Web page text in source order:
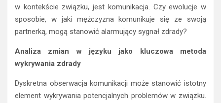
w kontekście związku, jest komunikacja. Czy ewolucje w
sposobie, w jaki mężczyzna komunikuje się ze swoją
partnerką, mogą stanowić alarmujący sygnał zdrady?
Analiza zmian w języku jako kluczowa metoda
wykrywania zdrady
Dyskretna obserwacja komunikacji może stanowić istotny
element wykrywania potencjalnych problemów w związku.